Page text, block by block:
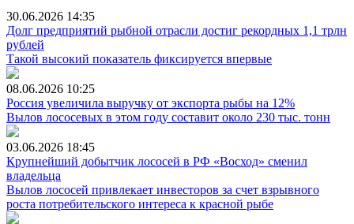
30.06.2026 14:35
Долг предприятий рыбной отрасли достиг рекордных 1,1 трлн
рублей
Такой высокий показатель фиксируется впервые
08.06.2026 10:25
Россия увеличила выручку от экспорта рыбы на 12%
Вылов лососевых в этом году составит около 230 тыс. тонн
03.06.2026 18:45
Крупнейший добытчик лососей в РФ «Восход» сменил
владельца
Вылов лососей привлекает инвесторов за счет взрывного
роста потребительского интереса к красной рыбе